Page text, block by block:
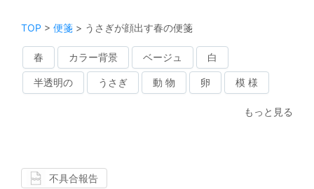
TOP > 便箋 > うさぎが顔出す春の便箋
春 カラー背景 ベージュ 白
半透明の うさぎ 動 物 卵 模 様
もっと見る
不具合報告